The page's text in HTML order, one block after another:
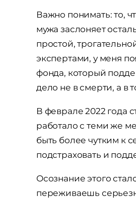
Важно понимать: то,
мужа заслоняет
простой,
экспертами, у меня
фонда, который
дело не в смерти, а в
В феврале 2022 года
работало с теми же
быть более чутким к
подстраховать и
Осознание этого
переживаешь